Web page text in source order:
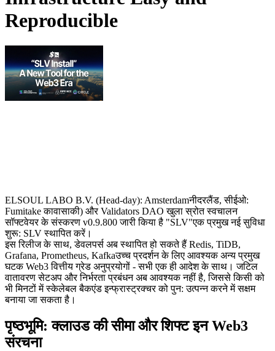
Reproducible
ELSOUL LABO B.V. (Head-day): Amsterdamनीदरलैंड, सीईओ:
Fumitake कावासाकी) और Validators DAO खुला स्रोत स्वचालन
सॉफ्टवेयर के संस्करण v0.9.800 जारी किया है "SLV"एक प्रमुख नई सुविधा
शुरू: SLV स्थापित करें।
इस रिलीज के साथ, डेवलपर्स अब स्थापित हो सकते हैं Redis, TiDB,
Grafana, Prometheus, Kafkaउच्च प्रदर्शन के लिए आवश्यक अन्य प्रमुख
घटक Web3 वित्तीय ग्रेड अनुप्रयोगों - सभी एक ही आदेश के साथ। जटिल
वातावरण सेटअप और निर्भरता प्रबंधन अब आवश्यक नहीं है, जिससे किसी को
भी मिनटों में स्केलेबल बैकएंड इन्फ्रास्ट्रक्चर को पुन: उत्पन्न करने में सक्षम
बनाया जा सकता है।
पृष्ठभूमि: क्लाउड की सीमा और शिफ्ट इन Web3
संरचना